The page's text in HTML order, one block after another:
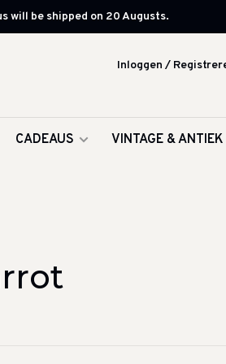
will be shipped on 20 Augusts.
CADEAUS
VINTAGE & ANTIEK
Inloggen /